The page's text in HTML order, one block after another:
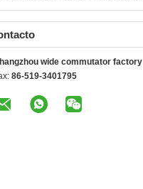
wide commutator factory
86-519-3401795